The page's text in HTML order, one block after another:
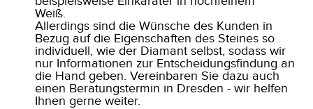
Weiß.
Allerdings sind die Wünsche des Kunden in
Bezug auf die Eigenschaften des Steines so
individuell, wie der Diamant selbst, sodass wir
nur Informationen zur Entscheidungsfindung an
die Hand geben. Vereinbaren Sie dazu auch
einen Beratungstermin in Dresden - wir helfen
Ihnen gerne weiter.